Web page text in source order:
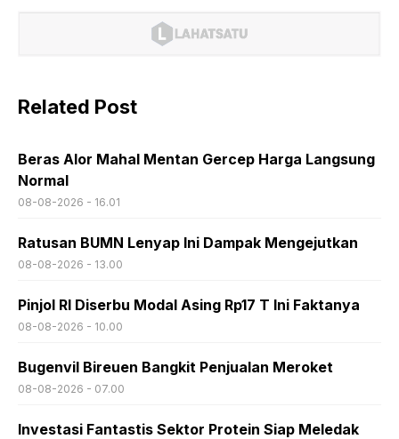
Related Post
Beras Alor Mahal Mentan Gercep Harga Langsung
Normal
08-08-2026 - 16.01
Ratusan BUMN Lenyap Ini Dampak Mengejutkan
08-08-2026 - 13.00
Pinjol RI Diserbu Modal Asing Rp17 T Ini Faktanya
08-08-2026 - 10.00
Bugenvil Bireuen Bangkit Penjualan Meroket
08-08-2026 - 07.00
Investasi Fantastis Sektor Protein Siap Meledak